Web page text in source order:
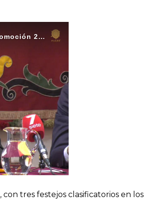
, con tres festejos clasificatorios en los